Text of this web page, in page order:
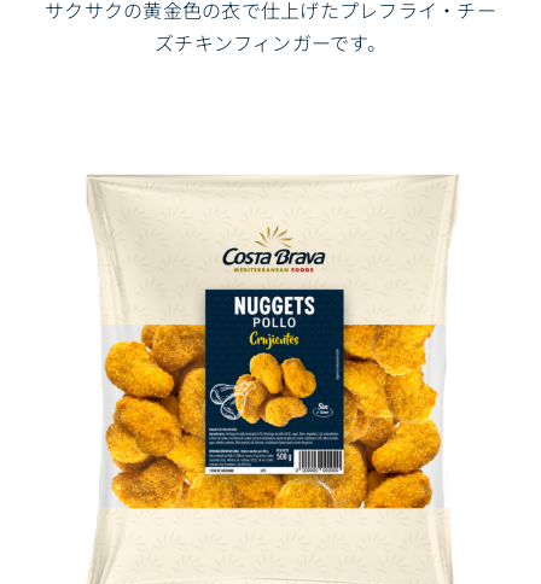
サクサクの黄金色の衣で仕上げたプレフライ・チー
ズチキンフィンガーです。